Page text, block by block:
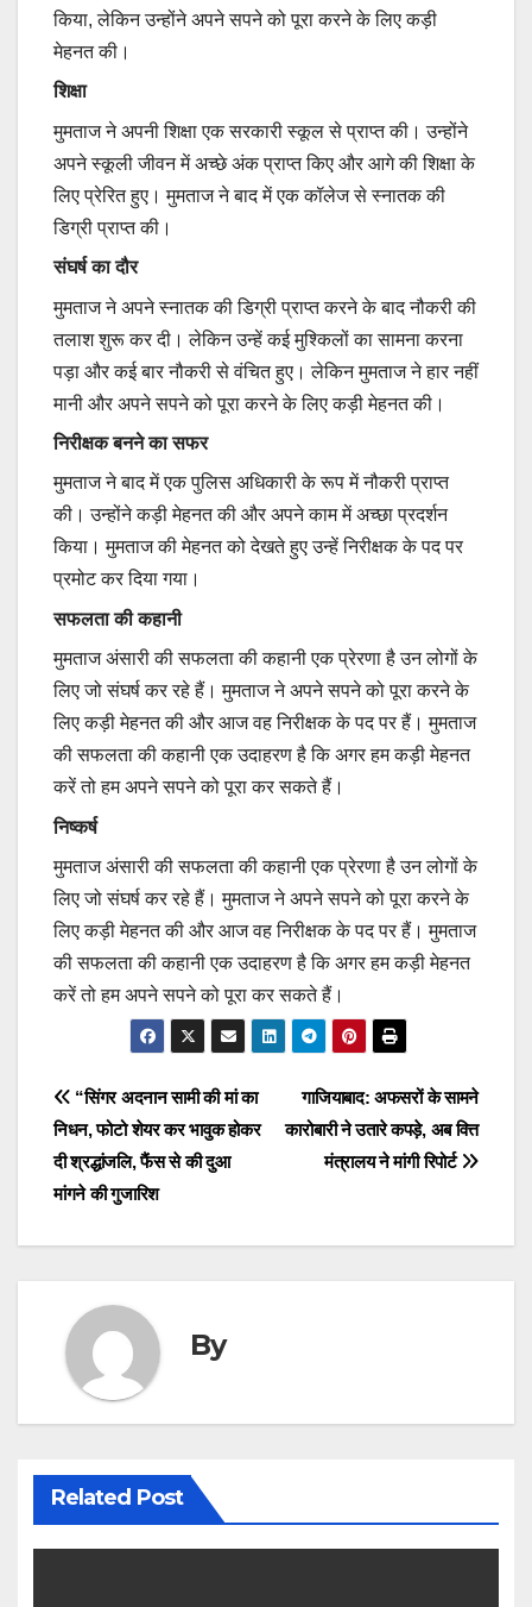
किया, लेकिन उन्होंने अपने सपने को पूरा करने के लिए कड़ी
मेहनत की।
शिक्षा
मुमताज ने अपनी शिक्षा एक सरकारी स्कूल से प्राप्त की। उन्होंने
अपने स्कूली जीवन में अच्छे अंक प्राप्त किए और आगे की शिक्षा के
लिए प्रेरित हुए। मुमताज ने बाद में एक कॉलेज से स्नातक की
डिग्री प्राप्त की।
संघर्ष का दौर
मुमताज ने अपने स्नातक की डिग्री प्राप्त करने के बाद नौकरी की
तलाश शुरू कर दी। लेकिन उन्हें कई मुश्किलों का सामना करना
पड़ा और कई बार नौकरी से वंचित हुए। लेकिन मुमताज ने हार नहीं
मानी और अपने सपने को पूरा करने के लिए कड़ी मेहनत की।
निरीक्षक बनने का सफर
मुमताज ने बाद में एक पुलिस अधिकारी के रूप में नौकरी प्राप्त
की। उन्होंने कड़ी मेहनत की और अपने काम में अच्छा प्रदर्शन
किया। मुमताज की मेहनत को देखते हुए उन्हें निरीक्षक के पद पर
प्रमोट कर दिया गया।
सफलता की कहानी
मुमताज अंसारी की सफलता की कहानी एक प्रेरणा है उन लोगों के
लिए जो संघर्ष कर रहे हैं। मुमताज ने अपने सपने को पूरा करने के
लिए कड़ी मेहनत की और आज वह निरीक्षक के पद पर हैं। मुमताज
की सफलता की कहानी एक उदाहरण है कि अगर हम कड़ी मेहनत
करें तो हम अपने सपने को पूरा कर सकते हैं।
निष्कर्ष
मुमताज अंसारी की सफलता की कहानी एक प्रेरणा है उन लोगों के
लिए जो संघर्ष कर रहे हैं। मुमताज ने अपने सपने को पूरा करने के
लिए कड़ी मेहनत की और आज वह निरीक्षक के पद पर हैं। मुमताज
की सफलता की कहानी एक उदाहरण है कि अगर हम कड़ी मेहनत
करें तो हम अपने सपने को पूरा कर सकते हैं।
Post
navigation
गाजियाबाद: अफसरों के सामने
कारोबारी ने उतारे कपड़े, अब वित्त
मंत्रालय ने मांगी रिपोर्ट
“सिंगर अदनान सामी की मां का
निधन, फोटो शेयर कर भावुक होकर
दी श्रद्धांजलि, फैंस से की दुआ
मांगने की गुजारिश
By
Related Post